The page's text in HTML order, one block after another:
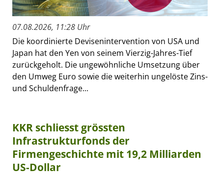
07.08.2026, 11:28 Uhr
Die koordinierte Devisenintervention von USA und
Japan hat den Yen von seinem Vierzig-Jahres-Tief
zurückgeholt. Die ungewöhnliche Umsetzung über
den Umweg Euro sowie die weiterhin ungelöste Zins-
und Schuldenfrage...
KKR schliesst grössten
Infrastrukturfonds der
Firmengeschichte mit 19,2 Milliarden
US-Dollar